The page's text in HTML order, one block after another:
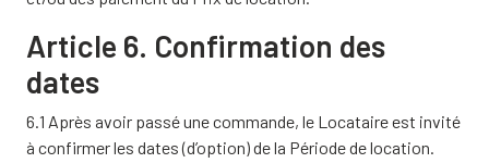
Article 6. Confirmation des
dates
6.1 Après avoir passé une commande, le Locataire est invité
à confirmer les dates (d’option) de la Période de location.